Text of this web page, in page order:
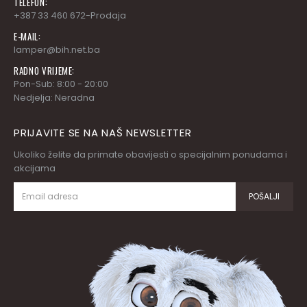
+387 33 460 672-Prodaja
E-MAIL:
lamper@bih.net.ba
RADNO VRIJEME:
Pon-Sub: 8:00 - 20:00
Nedjelja: Neradna
PRIJAVITE SE NA NAŠ NEWSLETTER
Ukoliko želite da primate obavijesti o specijalnim ponudama i
akcijama